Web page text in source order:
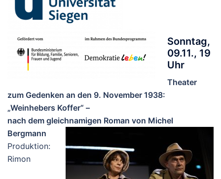
Sonntag,
09.11., 19
Uhr
Theater
zum Gedenken an den 9. November 1938:
„Weinhebers Koffer“ –
nach dem gleichnamigen Roman von Michel
Bergmann
Produktion:
Rimon